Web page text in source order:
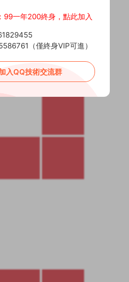
99一年200終身，點此加入
（僅終身VIP可進）
入QQ技術交流群